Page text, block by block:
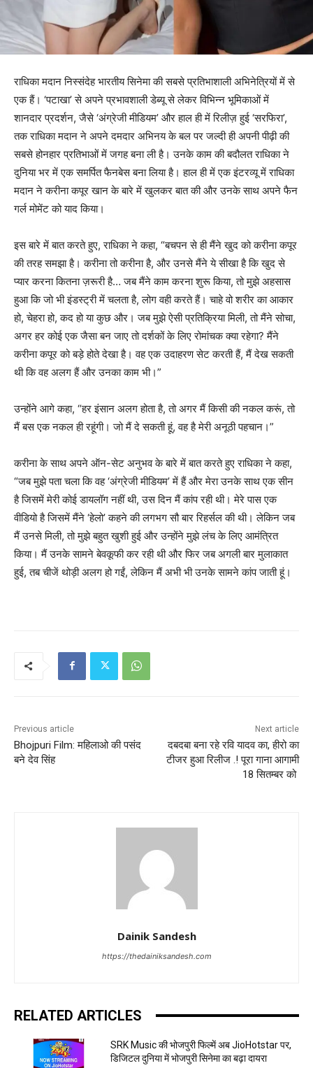
राधिका मदान निस्संदेह भारतीय सिनेमा की सबसे प्रतिभाशाली अभिनेत्रियों में से
एक हैं। ‘पटाखा’ से अपने प्रभावशाली डेब्यू से लेकर विभिन्न भूमिकाओं में
शानदार प्रदर्शन, जैसे ‘अंग्रेजी मीडियम’ और हाल ही में रिलीज़ हुई ‘सरफिरा’,
तक राधिका मदान ने अपने दमदार अभिनय के बल पर जल्दी ही अपनी पीढ़ी की
सबसे होनहार प्रतिभाओं में जगह बना ली है। उनके काम की बदौलत राधिका ने
दुनिया भर में एक समर्पित फैनबेस बना लिया है। हाल ही में एक इंटरव्यू में राधिका
मदान ने करीना कपूर खान के बारे में खुलकर बात की और उनके साथ अपने फैन
गर्ल मोमेंट को याद किया।
इस बारे में बात करते हुए, राधिका ने कहा, “बचपन से ही मैंने खुद को करीना कपूर
की तरह समझा है। करीना तो करीना है, और उनसे मैंने ये सीखा है कि खुद से
प्यार करना कितना ज़रूरी है… जब मैंने काम करना शुरू किया, तो मुझे अहसास
हुआ कि जो भी इंडस्ट्री में चलता है, लोग वही करते हैं। चाहे वो शरीर का आकार
हो, चेहरा हो, कद हो या कुछ और। जब मुझे ऐसी प्रतिक्रिया मिली, तो मैंने सोचा,
अगर हर कोई एक जैसा बन जाए तो दर्शकों के लिए रोमांचक क्या रहेगा? मैंने
करीना कपूर को बड़े होते देखा है। वह एक उदाहरण सेट करती हैं, मैं देख सकती
थी कि वह अलग हैं और उनका काम भी।”
उन्होंने आगे कहा, “हर इंसान अलग होता है, तो अगर मैं किसी की नकल करूं, तो
मैं बस एक नकल ही रहूंगी। जो मैं दे सकती हूं, वह है मेरी अनूठी पहचान।”
करीना के साथ अपने ऑन-सेट अनुभव के बारे में बात करते हुए राधिका ने कहा,
“जब मुझे पता चला कि वह ‘अंग्रेजी मीडियम’ में हैं और मेरा उनके साथ एक सीन
है जिसमें मेरी कोई डायलॉग नहीं थी, उस दिन मैं कांप रही थी। मेरे पास एक
वीडियो है जिसमें मैंने ‘हेलो’ कहने की लगभग सौ बार रिहर्सल की थी। लेकिन जब
मैं उनसे मिली, तो मुझे बहुत खुशी हुई और उन्होंने मुझे लंच के लिए आमंत्रित
किया। मैं उनके सामने बेवकूफी कर रही थी और फिर जब अगली बार मुलाकात
हुई, तब चीजें थोड़ी अलग हो गईं, लेकिन मैं अभी भी उनके सामने कांप जाती हूं।
Previous article
Bhojpuri Film: महिलाओ की पसंद
बने देव सिंह
Next article
दबदबा बना रहे रवि यादव का, हीरो का
टीजर हुआ रिलीज .! पूरा गाना आगामी
18 सितम्बर को
Dainik Sandesh
https://thedainiksandesh.com
RELATED ARTICLES
SRK Music की भोजपुरी फिल्में अब JioHotstar पर,
डिजिटल दुनिया में भोजपुरी सिनेमा का बढ़ा दायरा